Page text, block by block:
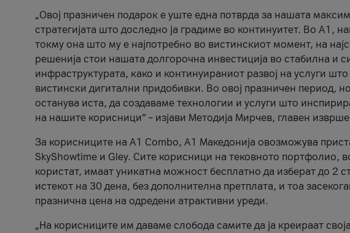
„Овој празничен подарок е уште една потврда за нашата
стратегијата што доследно ја градиме во континуитет. Во А1,
токму она што му е најпотребно во вистинскиот момент, на
решенија стои нашата долгорочна инвестиција во стабилна и
инфраструктурата, како и континуираниот развој на услуги
вистински дигитални придобивки. Во овој празничен период,
останува иста, да создаваме технологии и услуги што
на нашите корисници“ – изјави Методија Мирчев, главен
За корисниците на A1 Combo, А1 Македонија овозможува
SkyShowtime и Gley. Сите корисници на тековното портфолио,
користат, имаат уникатна можност бесплатно да изберат до 2
истекот на 30 дена, без дополнителна претплата, и тоа
празнична цена на одредени атрактивни уреди.
„На корисниците им даваме слобода самите да ја креираат